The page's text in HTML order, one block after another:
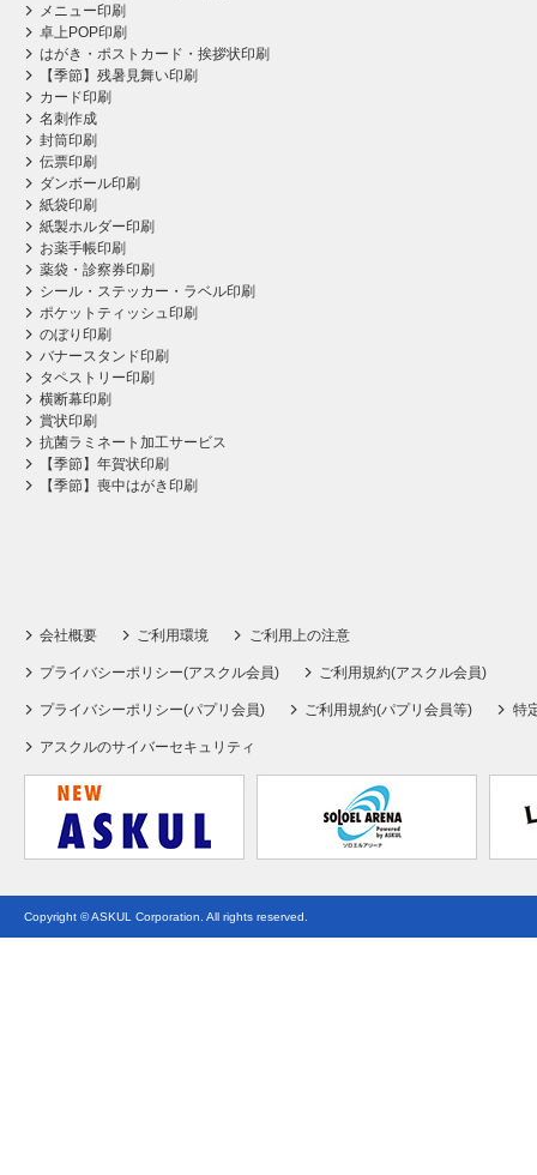
メニュー印刷
卓上POP印刷
はがき・ポストカード・挨拶状印刷
【季節】残暑見舞い印刷
カード印刷
名刺作成
封筒印刷
伝票印刷
ダンボール印刷
紙袋印刷
紙製ホルダー印刷
お薬手帳印刷
薬袋・診察券印刷
シール・ステッカー・ラベル印刷
ポケットティッシュ印刷
のぼり印刷
バナースタンド印刷
タペストリー印刷
横断幕印刷
賞状印刷
抗菌ラミネート加工サービス
【季節】年賀状印刷
【季節】喪中はがき印刷
会社概要 ご利用環境 ご利用上の注意
プライバシーポリシー(アスクル会員) ご利用規約(アスクル会員)
プライバシーポリシー(パプリ会員) ご利用規約(パプリ会員等) 特
アスクルのサイバーセキュリティ
Copyright © ASKUL Corporation. All rights reserved.